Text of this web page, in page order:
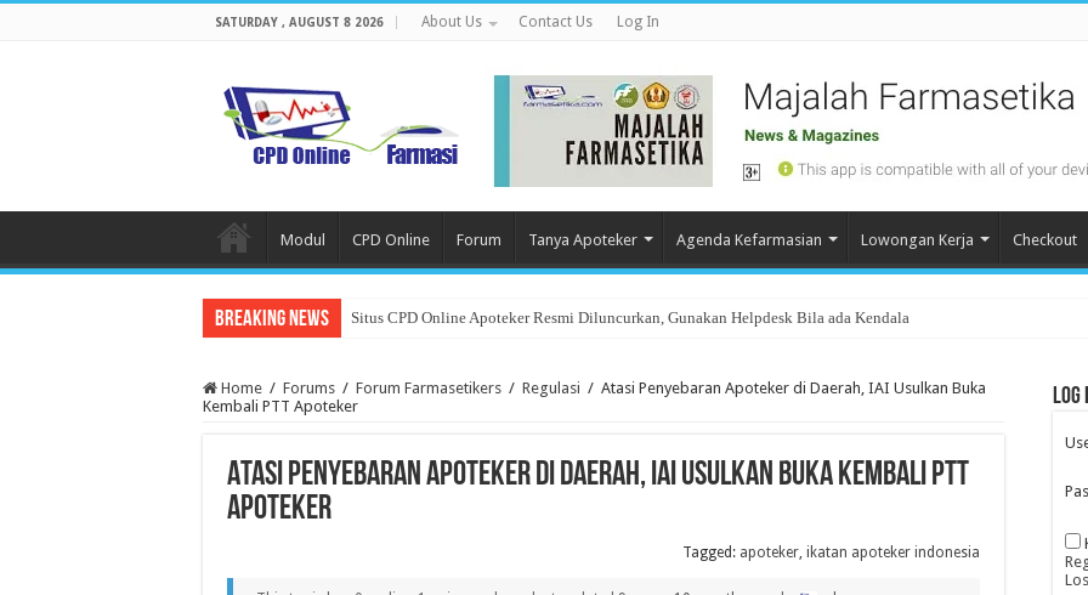
SATURDAY , AUGUST 8 2026 About Us Contact Us Log In
Modul CPD Online Forum Tanya Apoteker Agenda Kefarmasian Lowongan Kerja Checkout
Breaking News Situs CPD Online Apoteker Resmi Diluncurkan, Gunakan Helpdesk Bila ada Kendala
Home / Forums / Forum Farmasetikers / Regulasi / Atasi Penyebaran Apoteker di Daerah, IAI Usulkan Buka
Kembali PTT Apoteker
Atasi Penyebaran Apoteker di Daerah, IAI Usulkan Buka Kembali PTT
Apoteker
Tagged: apoteker, ikatan apoteker indonesia